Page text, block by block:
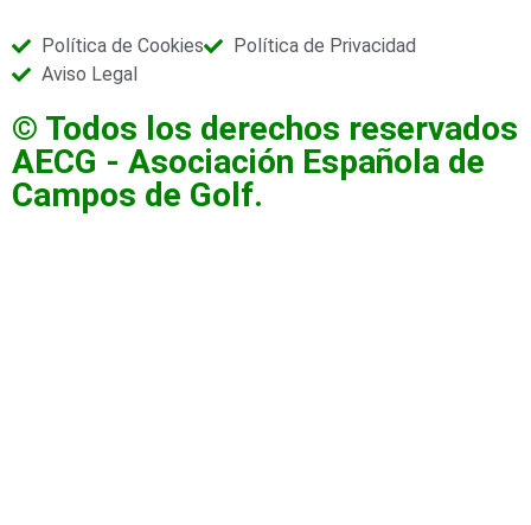
© Todos los derechos reservados
AECG - Asociación Española de
Campos de Golf.
Política de Cookies
Política de Privacidad
Aviso Legal